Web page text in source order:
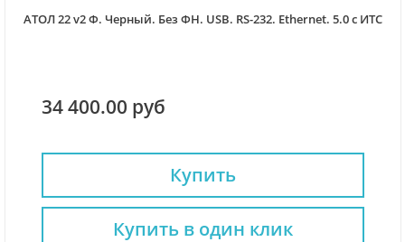
АТОЛ 22 v2 Ф. Черный. Без ФН. USB. RS-232. Ethernet. 5.0 с ИТС
34 400.00 руб
Купить
Купить в один клик